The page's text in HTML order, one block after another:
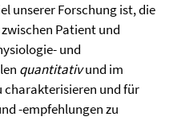
unserer Forschung ist, die
Patient und
und
quantitativund im
charakterisieren und für
-empfehlungen zu